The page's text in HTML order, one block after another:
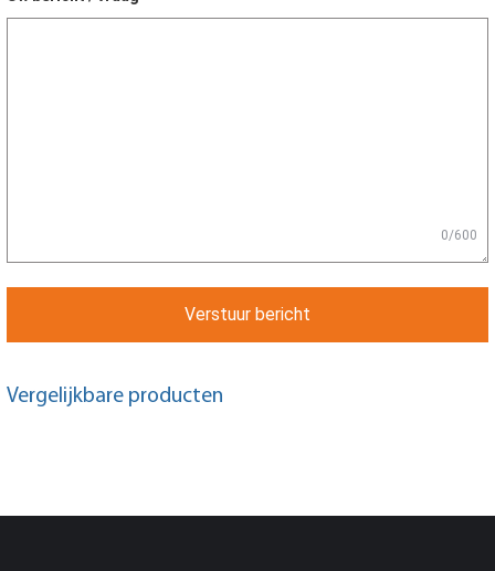
0/600
Verstuur bericht
Vergelijkbare producten